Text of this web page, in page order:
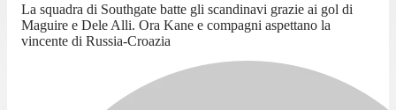
La squadra di Southgate batte gli scandinavi grazie ai gol di
Maguire e Dele Alli. Ora Kane e compagni aspettano la
vincente di Russia-Croazia